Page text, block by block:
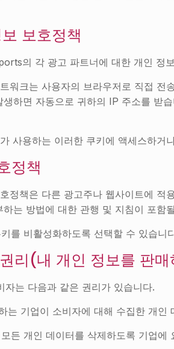
보호정책
의 각 광고 파트너에 대한 개인 정
워크는 사용자의 브라우저로 직접
하면 자동으로 귀하의 IP 주소를 받
사용하는 이러한 쿠키에 액세스하거
정책
책은 다른 광고주나 웹사이트에 적
는 방법에 대한 관행 및 지침이 포함
를 비활성화하도록 선택할 수 있습
리(내 개인 정보를 판
자는 다음과 같은 권리가 있습니다.
는 기업이 소비자에 대해 수집한 개
든 개인 데이터를 삭제하도록 기업에